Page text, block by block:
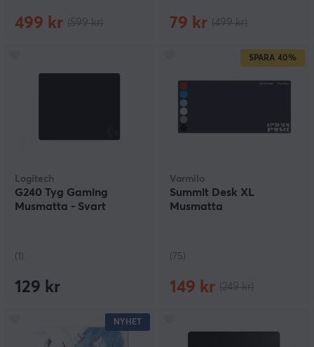
499 kr 79 kr
Logitech
G240 Tyg Gaming
Musmatta - Svart
(1)
129 kr
SPARA 40%
Varmilo
Summit Desk XL
Musmatta
(75)
149 kr
NYHET